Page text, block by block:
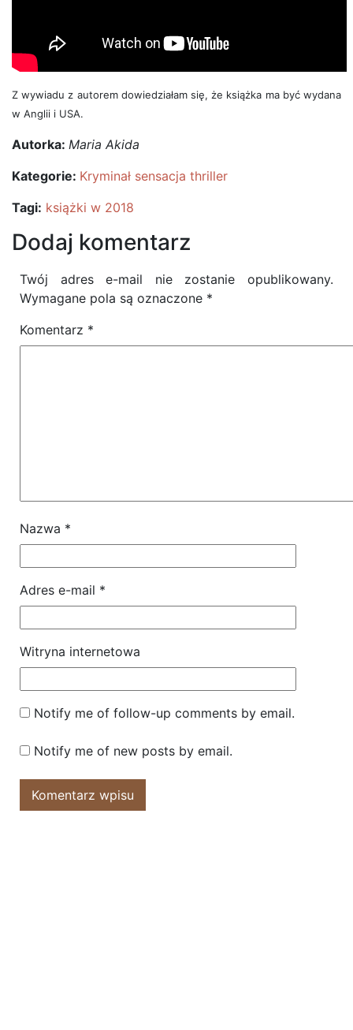
Z wywiadu z autorem dowiedziałam się, że książka ma być wydana
w Anglii i USA.
Autorka: Maria Akida
Kategorie: Kryminał sensacja thriller
Tagi: książki w 2018
Dodaj komentarz
Twój adres e-mail nie zostanie opublikowany.
Wymagane pola są oznaczone *
Komentarz *
Nazwa *
Adres e-mail *
Witryna internetowa
Notify me of follow-up comments by email.
Notify me of new posts by email.